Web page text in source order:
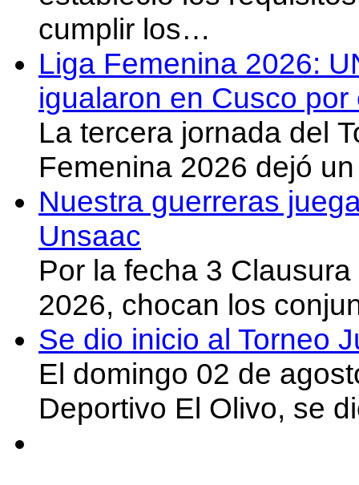
cumplir los…
Liga Femenina 2026:
igualaron en Cusco
La tercera jornada del
Femenina 2026 dejó
Nuestra guerreras
Unsaac
Por la fecha 3
2026, chocan los
Se dio inicio al Torneo
El domingo 02 de
Deportivo El Olivo, se